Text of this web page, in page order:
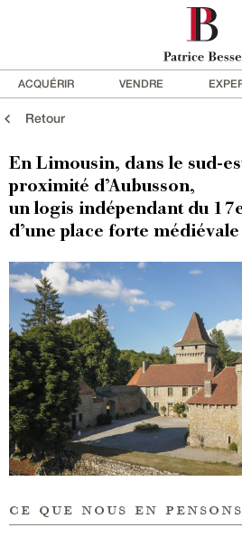
ACQUÉRIR VENDRE
Retour
En Limousin, dans le sud-
proximité d’Aubusson,
un logis indépendant du
d’une place forte médiévale
ce que nous en pensons